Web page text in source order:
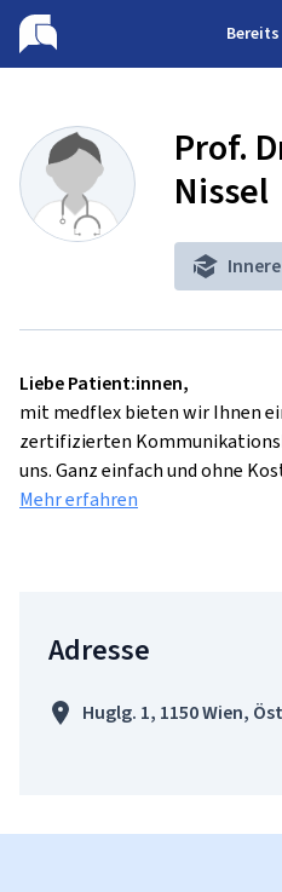
B
Prof.
Nissel
Liebe Patient:innen,
mit medflex bieten wir Ihnen
zertifizierten
uns. Ganz einfach und ohne
Mehr erfahren
Adresse
Huglg. 1, 1150 Wien,